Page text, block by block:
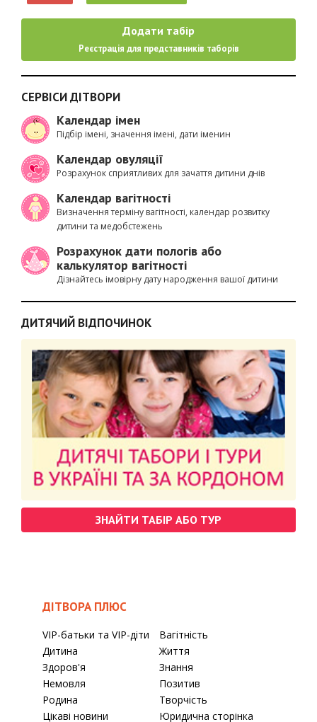
Додати табір
Реєстрація для представників таборів
СЕРВІСИ ДІТВОРИ
Календар імен
Підбір імені, значення імені, дати іменин
Календар овуляції
Розрахунок сприятливих для зачаття дитини днів
Календар вагітності
Визначення терміну вагітності, календар розвитку
дитини та медобстежень
Розрахунок дати пологів або
калькулятор вагітності
Дізнайтесь імовірну дату народження вашої дитини
ДИТЯЧИЙ ВІДПОЧИНОК
ЗНАЙТИ ТАБІР АБО ТУР
ДІТВОРА ПЛЮС
VIP-батьки та VIP-діти
Вагітність
Дитина
Життя
Здоров'я
Знання
Немовля
Позитив
Родина
Творчість
Цікаві новини
Юридична сторінка